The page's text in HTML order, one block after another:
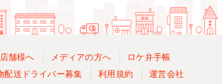
舗様へ メディアの方へ
ロケ弁手帳
配送ドライバー募集
利用規約
運営会社